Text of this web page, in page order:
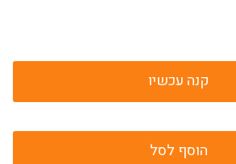
קנה עכשיו
הוסף לסל